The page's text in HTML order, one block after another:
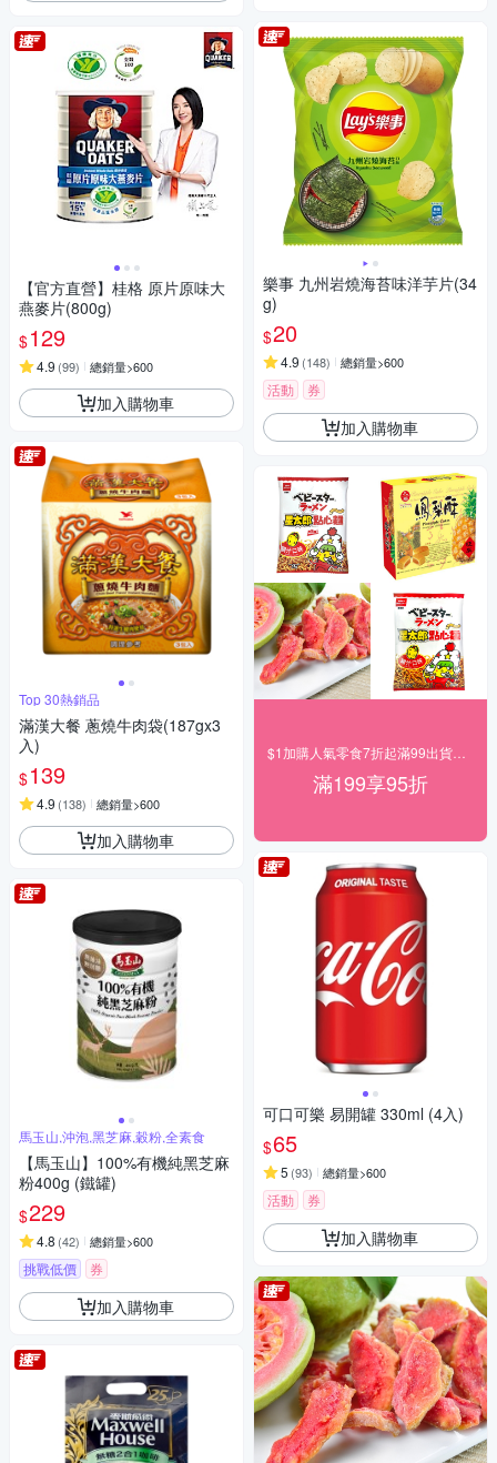
【官方直營】桂格 原片原味大
燕麥片(800g)
$129
4.9 (99) 總銷量>600
加入購物車
Top 30熱銷品
滿漢大餐 蔥燒牛肉袋(187gx3
入)
$139
4.9 (138) 總銷量>600
加入購物車
馬玉山,沖泡,黑芝麻,穀粉,全素食
【馬玉山】100%有機純黑芝麻
粉400g (鐵罐)
$229
4.8 (42) 總銷量>600
挑戰低價 券
加入購物車
樂事 九州岩燒海苔味洋芋片(34
g)
$20
4.9 (148) 總銷量>600
活動 券
加入購物車
滿199享95折
可口可樂 易開罐 330ml (4入)
$65
5 (93) 總銷量>600
活動 券
加入購物車